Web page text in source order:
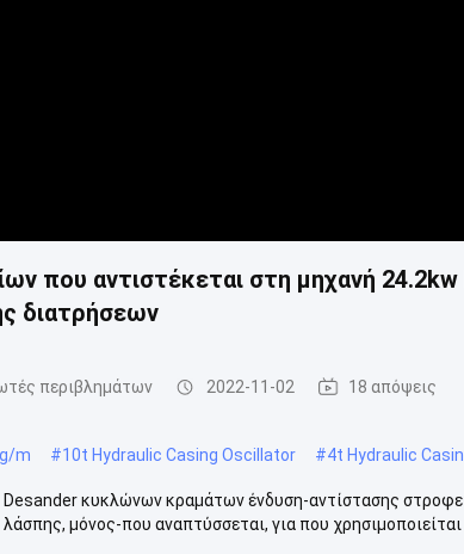
που αντιστέκεται στη μηχανή
διατρήσεων
περιβλημάτων 2022-11-02 18 απόψεις
m #10t Hydraulic Casing Oscillator #4t Hydraulic
Desander κυκλώνων κραμάτων ένδυση-αντίστασης
μόνος-που αναπτύσσεται, για που χρησιμοποιείται